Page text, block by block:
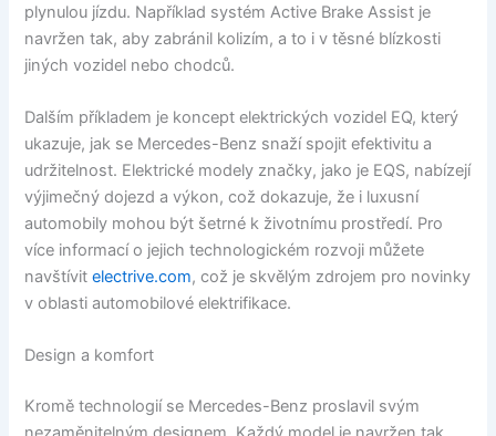
plynulou jízdu. Například systém Active Brake Assist je
navržen tak, aby zabránil kolizím, a to i v těsné blízkosti
jiných vozidel nebo chodců.
Dalším příkladem je koncept elektrických vozidel EQ, který
ukazuje, jak se Mercedes-Benz snaží spojit efektivitu a
udržitelnost. Elektrické modely značky, jako je EQS, nabízejí
výjimečný dojezd a výkon, což dokazuje, že i luxusní
automobily mohou být šetrné k životnímu prostředí. Pro
více informací o jejich technologickém rozvoji můžete
navštívitelectrive.com, což je skvělým zdrojem pro novinky
v oblasti automobilové elektrifikace.
Design a komfort
Kromě technologií se Mercedes-Benz proslavil svým